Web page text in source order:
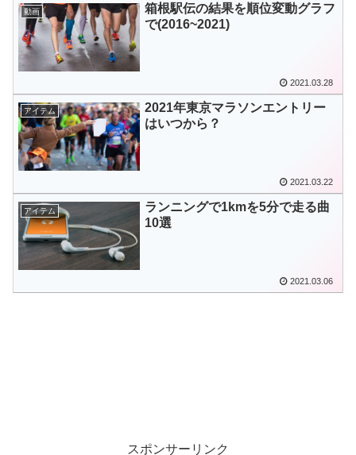
動画
箱根駅伝の結果を順位変動グラフ
で(2016~2021)
2021.03.28
アイテム
2021年東京マラソンエントリー
はいつから？
2021.03.22
アイテム
ランニングで1kmを5分で走る曲
10選
2021.03.06
スポンサーリンク